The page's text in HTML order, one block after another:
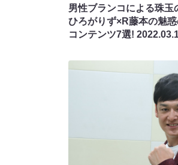
男性ブランコによる珠玉
ひろがりず×R藤本の魅
コンテンツ7選!